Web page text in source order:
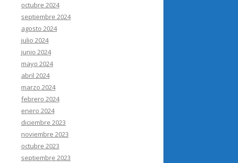
octubre 2024
septiembre 2024
agosto 2024
julio 2024
junio 2024
mayo 2024
abril 2024
marzo 2024
febrero 2024
enero 2024
diciembre 2023
noviembre 2023
octubre 2023
septiembre 2023